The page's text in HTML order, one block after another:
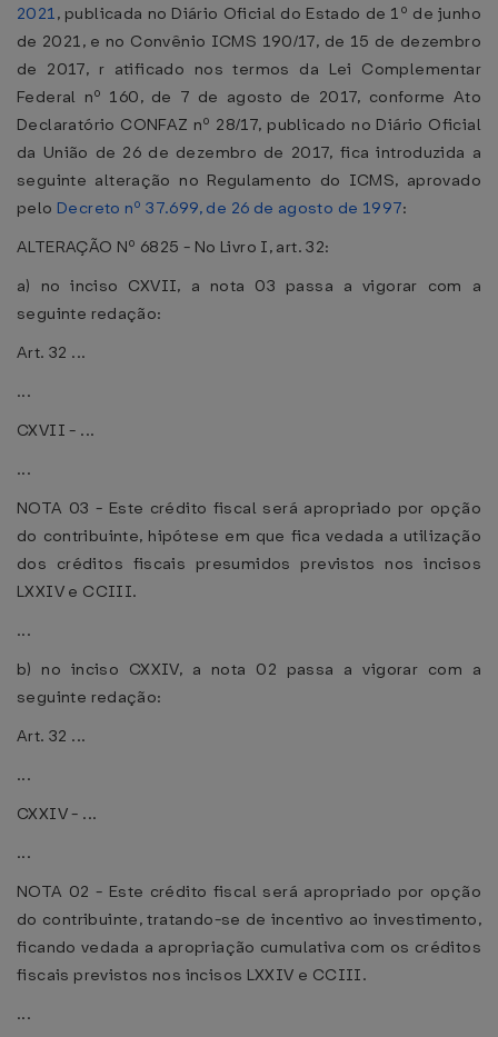
2021, publicada no Diário Oficial do Estado de 1º de junho
de 2021, e no Convênio ICMS 190/17, de 15 de dezembro
de 2017, r atificado nos termos da Lei Complementar
Federal nº 160, de 7 de agosto de 2017, conforme Ato
Declaratório CONFAZ nº 28/17, publicado no Diário Oficial
da União de 26 de dezembro de 2017, fica introduzida a
seguinte alteração no Regulamento do ICMS, aprovado
pelo Decreto nº 37.699, de 26 de agosto de 1997:
ALTERAÇÃO Nº 6825 - No Livro I, art. 32:
a) no inciso CXVII, a nota 03 passa a vigorar com a
seguinte redação:
Art. 32 ...
...
CXVII - ...
...
NOTA 03 - Este crédito fiscal será apropriado por opção
do contribuinte, hipótese em que fica vedada a utilização
dos créditos fiscais presumidos previstos nos incisos
LXXIV e CCIII.
...
b) no inciso CXXIV, a nota 02 passa a vigorar com a
seguinte redação:
Art. 32 ...
...
CXXIV - ...
...
NOTA 02 - Este crédito fiscal será apropriado por opção
do contribuinte, tratando-se de incentivo ao investimento,
ficando vedada a apropriação cumulativa com os créditos
fiscais previstos nos incisos LXXIV e CCIII.
...